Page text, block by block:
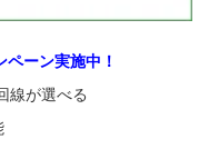
ーン実施中！
線が選べる